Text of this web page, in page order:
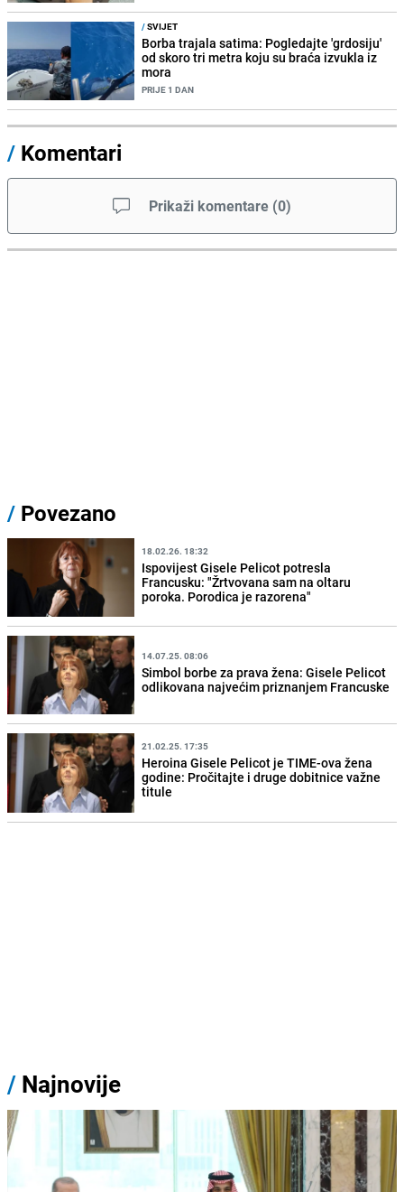
/SVIJET
Borba trajala satima: Pogledajte 'grdosiju'
od skoro tri metra koju su braća izvukla iz
mora
PRIJE 1 DAN
/ Komentari
Prikaži komentare (0)
/ Povezano
18.02.26. 18:32
Ispovijest Gisele Pelicot potresla
Francusku: "Žrtvovana sam na oltaru
poroka. Porodica je razorena"
14.07.25. 08:06
Simbol borbe za prava žena: Gisele Pelicot
odlikovana najvećim priznanjem Francuske
21.02.25. 17:35
Heroina Gisele Pelicot je TIME-ova žena
godine: Pročitajte i druge dobitnice važne
titule
/ Najnovije